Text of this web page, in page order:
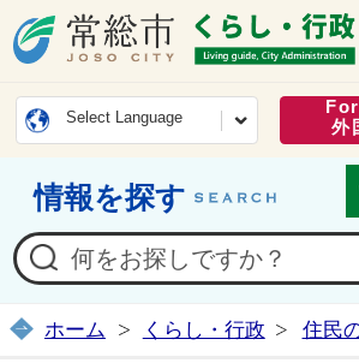
常総市公
Select Language
外
情報を探す
ホーム くらし・行政 住民